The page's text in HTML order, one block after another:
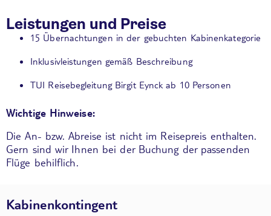
Leistungen und Preise
15 Übernachtungen in der gebuchten Kabinenkategorie
Inklusivleistungen gemäß Beschreibung
TUI Reisebegleitung Birgit Eynck ab 10 Personen
Wichtige Hinweise:
Die An- bzw. Abreise ist nicht im Reisepreis enthalten.
Gern sind wir Ihnen bei der Buchung der passenden
Flüge behilflich.
Kabinenkontingent